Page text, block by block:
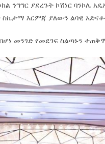
ንግግር ያደረጉት ኮሽነር ባንኮሌ
እርምጃ ያለውን ልባዊ
በሆነ መንገድ የመደገፍ ስልጣኑን